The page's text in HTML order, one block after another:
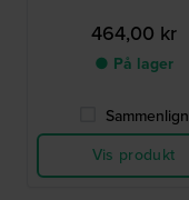
464,00 kr
● På lager
Sammenlign
Vis produkt